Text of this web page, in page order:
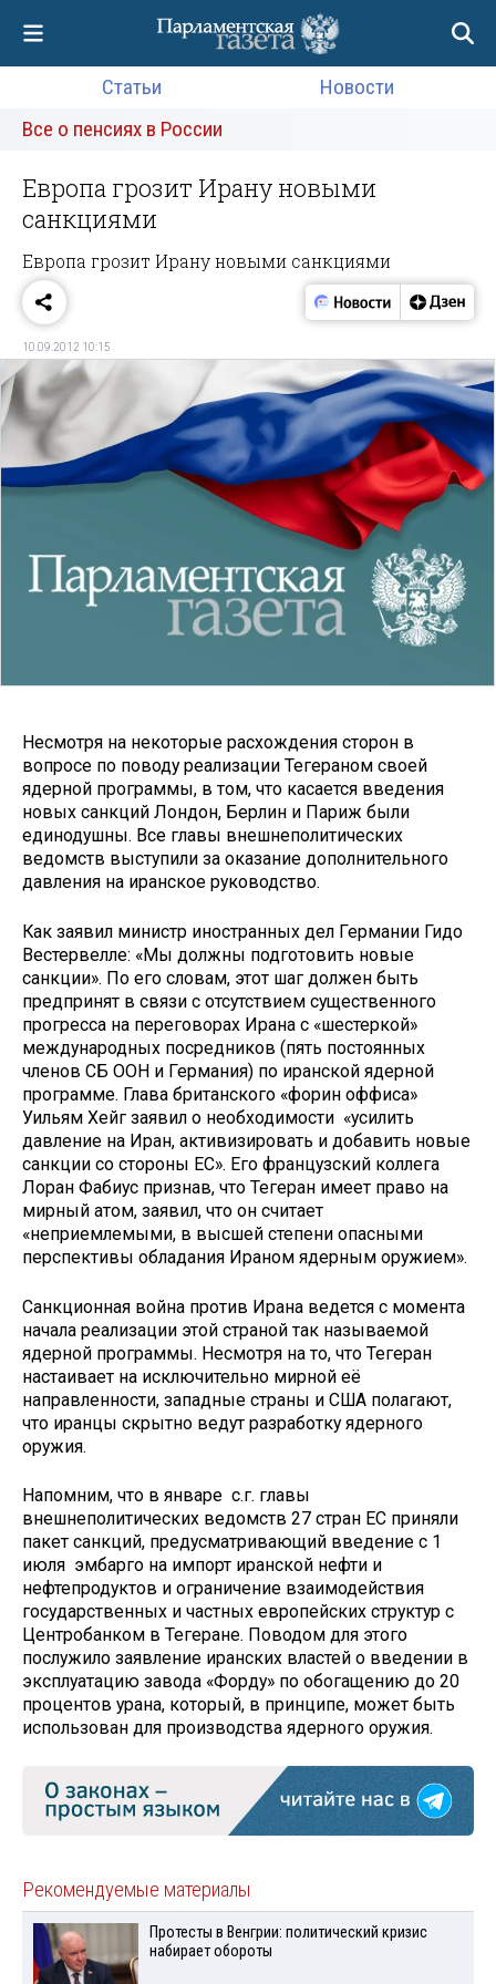
Статьи
Новости
Все о пенсиях в России
Европа грозит Ирану новыми
санкциями
Европа грозит Ирану новыми санкциями
10.09.2012 10:15
Несмотря на некоторые расхождения сторон в
вопросе по поводу реализации Тегераном своей
ядерной программы, в том, что касается введения
новых санкций Лондон, Берлин и Париж были
единодушны. Все главы внешнеполитических
ведомств выступили за оказание дополнительного
давления на иранское руководство.
Как заявил министр иностранных дел Германии Гидо
Вестервелле: «Мы должны подготовить новые
санкции». По его словам, этот шаг должен быть
предпринят в связи с отсутствием существенного
прогресса на переговорах Ирана с «шестеркой»
международных посредников (пять постоянных
членов СБ ООН и Германия) по иранской ядерной
программе. Глава британского «форин оффиса»
Уильям Хейг заявил о необходимости «усилить
давление на Иран, активизировать и добавить новые
санкции со стороны ЕС». Его французский коллега
Лоран Фабиус признав, что Тегеран имеет право на
мирный атом, заявил, что он считает
«неприемлемыми, в высшей степени опасными
перспективы обладания Ираном ядерным оружием».
Санкционная война против Ирана ведется с момента
начала реализации этой страной так называемой
ядерной программы. Несмотря на то, что Тегеран
настаивает на исключительно мирной её
направленности, западные страны и США полагают,
что иранцы скрытно ведут разработку ядерного
оружия.
Напомним, что в январе с.г. главы
внешнеполитических ведомств 27 стран ЕС приняли
пакет санкций, предусматривающий введение с 1
июля эмбарго на импорт иранской нефти и
нефтепродуктов и ограничение взаимодействия
государственных и частных европейских структур с
Центробанком в Тегеране. Поводом для этого
послужило заявление иранских властей о введении в
эксплуатацию завода «Форду» по обогащению до 20
процентов урана, который, в принципе, может быть
использован для производства ядерного оружия.
Рекомендуемые материалы
Протесты в Венгрии: политический кризис
набирает обороты